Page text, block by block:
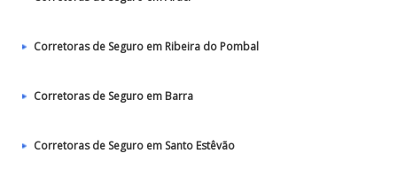
Corretoras de Seguro em Ribeira do Pombal
Corretoras de Seguro em Barra
Corretoras de Seguro em Santo Estêvão